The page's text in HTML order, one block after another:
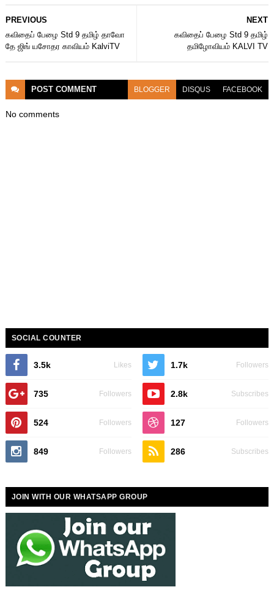
NEXT
கவிதைப் பேழை Std 9 தமிழ்
தமிழோவியம் KALVI TV
PREVIOUS
கவிதைப் பேழை Std 9 தமிழ் தாவோ
தே ஜிங் யசோதர காவியம் KalviTV
POST COMMENT BLOGGER DISQUS FACEBOOK
No comments
SOCIAL COUNTER
3.5k Likes 1.7k Followers
735 Followers 2.8k Subscribes
524 Followers 127 Followers
849 Followers 286 Subscribes
JOIN WITH OUR WHATSAPP GROUP